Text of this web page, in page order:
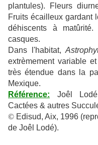
plantules). Fleurs
Fruits écailleux gardant
déhiscents à
casques.
Dans l'habitat,
extrèmement variable
très étendue dans la
Mexique.
Référence: Joêl
Cactées & autres
© Edisud, Aix, 1996
de Joêl Lodé).